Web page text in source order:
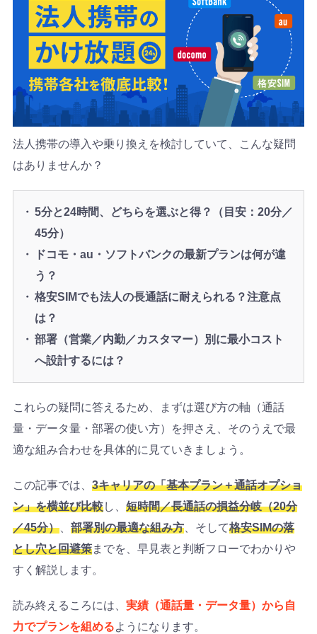
法人携帯の導入や乗り換えを検討していて、こんな疑問
はありませんか？
5分と24時間、どちらを選ぶと得？（目安：20分／
45分）
ドコモ・au・ソフトバンクの最新プランは何が違
う？
格安SIMでも法人の長通話に耐えられる？注意点
は？
部署（営業／内勤／カスタマー）別に最小コスト
へ設計するには？
これらの疑問に答えるため、まずは選び方の軸（通話
量・データ量・部署の使い方）を押さえ、そのうえで最
適な組み合わせを具体的に見ていきましょう。
この記事では、 3キャリアの「基本プラン＋通話オプショ
ン」を横並び比較し、 短時間／長通話の損益分岐（20分
／45分）、 部署別の最適な組み方、そして格安SIMの落
とし穴と回避策までを、早見表と判断フローでわかりや
すく解説します。
読み終えるころには、 実績（通話量・データ量）から自
力でプランを組めるようになります。